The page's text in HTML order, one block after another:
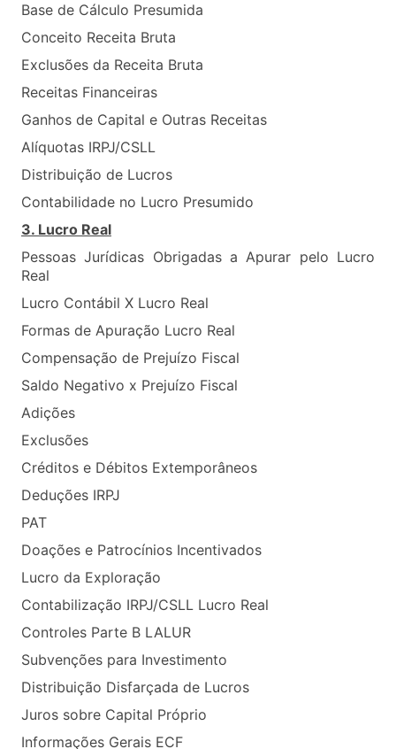
Base de Cálculo Presumida
Conceito Receita Bruta
Exclusões da Receita Bruta
Receitas Financeiras
Ganhos de Capital e Outras Receitas
Alíquotas IRPJ/CSLL
Distribuição de Lucros
Contabilidade no Lucro Presumido
3. Lucro Real
Pessoas Jurídicas Obrigadas a Apurar pelo Lucro
Real
Lucro Contábil X Lucro Real
Formas de Apuração Lucro Real
Compensação de Prejuízo Fiscal
Saldo Negativo x Prejuízo Fiscal
Adições
Exclusões
Créditos e Débitos Extemporâneos
Deduções IRPJ
PAT
Doações e Patrocínios Incentivados
Lucro da Exploração
Contabilização IRPJ/CSLL Lucro Real
Controles Parte B LALUR
Subvenções para Investimento
Distribuição Disfarçada de Lucros
Juros sobre Capital Próprio
Informações Gerais ECF